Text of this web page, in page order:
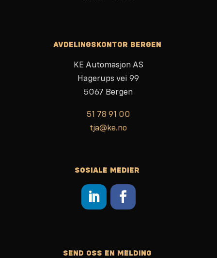
AVDELINGSKONTOR BERGEN
KE Automasjon AS
Hagerups vei 99
5067 Bergen
51 78 91 00
tja@ke.no
SOSIALE MEDIER
SEND OSS EN MELDING